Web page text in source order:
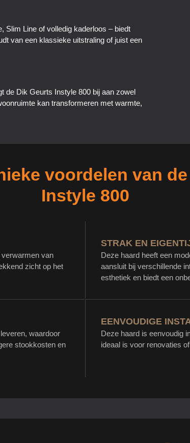
Slim Line of volledig kaderloos – biedt
van een klassieke uitstraling of juist een
de Dik Geurts Instyle 800 bij aan zowel
kan transformeren met warmte,
voordelen van de
Instyle 800
verwarmen van
zicht op het
STRAK EN
Deze haard heeft een
aansluit bij verschillende
esthetiek en biedt een
waardoor
stookkosten en
EENVOUDIGE
Deze haard is eenvoudig
ideaal is voor renovaties